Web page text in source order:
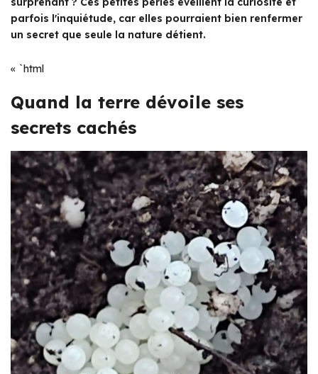
parfois l'inquiétude, car elles pourraient bien renfermer
un secret que seule la nature détient.
« `html
Quand la terre dévoile ses
secrets cachés